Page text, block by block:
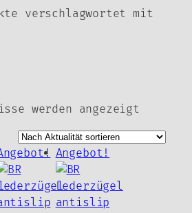
verschlagwortet mit
werden angezeigtNach
Angebot!